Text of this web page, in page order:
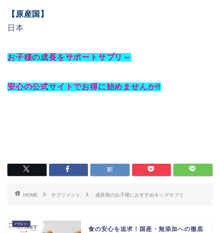
【原産国】
日本
お子様の成長をサポートサプリ～
安心の公式サイトでお得に始めませんか‼
HOME サプリメント 成長期のお子様におすすめキッズサプリ
食の安心を追求！国産・無添加への徹底